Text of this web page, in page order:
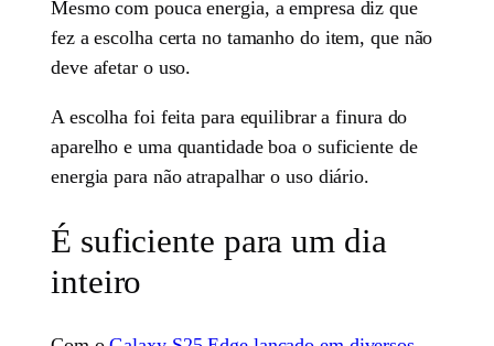
Mesmo com pouca energia, a empresa diz que
fez a escolha certa no tamanho do item, que não
deve afetar o uso.
A escolha foi feita para equilibrar a finura do
aparelho e uma quantidade boa o suficiente de
energia para não atrapalhar o uso diário.
É suficiente para um dia
inteiro